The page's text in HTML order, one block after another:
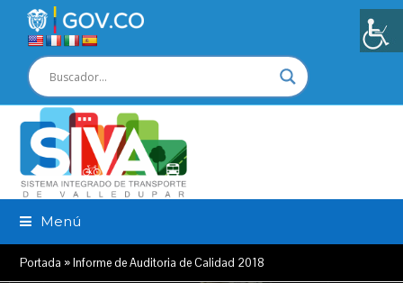
Menú
Portada »Informe de Auditoria de Calidad 2018